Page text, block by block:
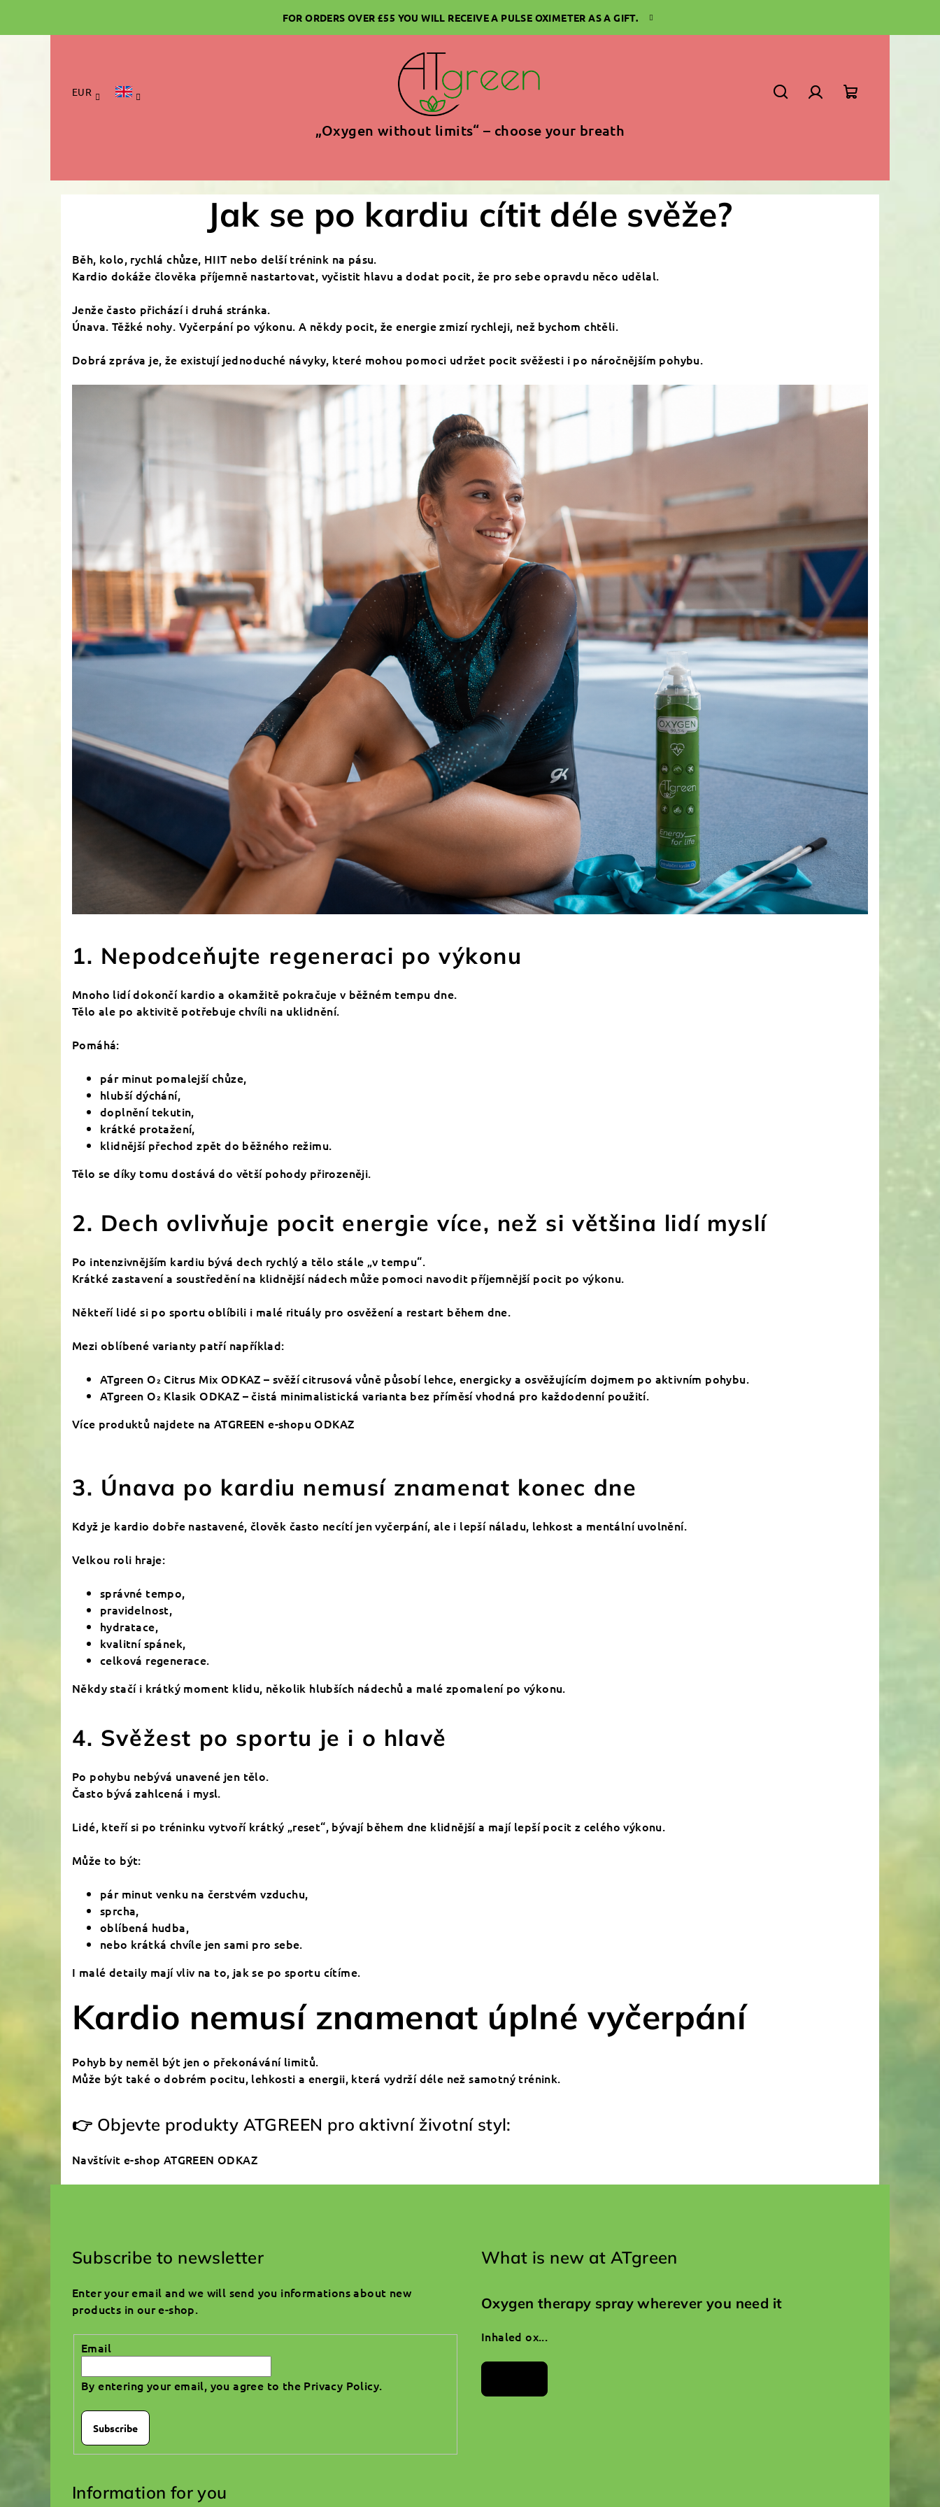
FOR ORDERS OVER £55 YOU WILL RECEIVE A PULSE OXIMETER AS A GIFT.
EUR
„Oxygen without limits“ – choose your breath
Jak se po kardiu cítit déle svěže?
Běh, kolo, rychlá chůze, HIIT nebo delší trénink na pásu.
Kardio dokáže člověka příjemně nastartovat, vyčistit hlavu a dodat pocit, že pro sebe opravdu něco udělal.
Jenže často přichází i druhá stránka.
Únava. Těžké nohy. Vyčerpání po výkonu. A někdy pocit, že energie zmizí rychleji, než bychom chtěli.
Dobrá zpráva je, že existují jednoduché návyky, které mohou pomoci udržet pocit svěžesti i po náročnějším pohybu.
1. Nepodceňujte regeneraci po výkonu
Mnoho lidí dokončí kardio a okamžitě pokračuje v běžném tempu dne.
Tělo ale po aktivitě potřebuje chvíli na uklidnění.
Pomáhá:
pár minut pomalejší chůze,
hlubší dýchání,
doplnění tekutin,
krátké protažení,
klidnější přechod zpět do běžného režimu.
Tělo se díky tomu dostává do větší pohody přirozeněji.
2. Dech ovlivňuje pocit energie více, než si většina lidí myslí
Po intenzivnějším kardiu bývá dech rychlý a tělo stále „v tempu“.
Krátké zastavení a soustředění na klidnější nádech může pomoci navodit příjemnější pocit po výkonu.
Někteří lidé si po sportu oblíbili i malé rituály pro osvěžení a restart během dne.
Mezi oblíbené varianty patří například:
ATgreen O₂ Citrus Mix ODKAZ – svěží citrusová vůně působí lehce, energicky a osvěžujícím dojmem po aktivním pohybu.
ATgreen O₂ Klasik ODKAZ – čistá minimalistická varianta bez příměsí vhodná pro každodenní použití.
Více produktů najdete na ATGREEN e-shopu ODKAZ
3. Únava po kardiu nemusí znamenat konec dne
Když je kardio dobře nastavené, člověk často necítí jen vyčerpání, ale i lepší náladu, lehkost a mentální uvolnění.
Velkou roli hraje:
správné tempo,
pravidelnost,
hydratace,
kvalitní spánek,
celková regenerace.
Někdy stačí i krátký moment klidu, několik hlubších nádechů a malé zpomalení po výkonu.
4. Svěžest po sportu je i o hlavě
Po pohybu nebývá unavené jen tělo.
Často bývá zahlcená i mysl.
Lidé, kteří si po tréninku vytvoří krátký „reset“, bývají během dne klidnější a mají lepší pocit z celého výkonu.
Může to být:
pár minut venku na čerstvém vzduchu,
sprcha,
oblíbená hudba,
nebo krátká chvíle jen sami pro sebe.
I malé detaily mají vliv na to, jak se po sportu cítíme.
Kardio nemusí znamenat úplné vyčerpání
Pohyb by neměl být jen o překonávání limitů.
Může být také o dobrém pocitu, lehkosti a energii, která vydrží déle než samotný trénink.
👉 Objevte produkty ATGREEN pro aktivní životní styl:
Navštívit e-shop ATGREEN ODKAZ
Subscribe to newsletter
Enter your email and we will send you informations about new
products in our e-shop.
Email
By entering your email, you agree to the Privacy Policy.
Subscribe
What is new at ATgreen
Oxygen therapy spray wherever you need it
Inhaled ox...
Information for you